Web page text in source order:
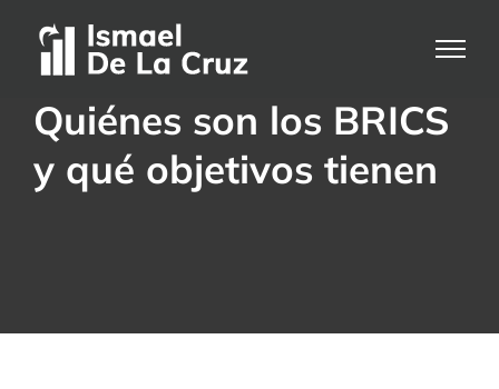
Quiénes son los BRICS
y qué objetivos tienen